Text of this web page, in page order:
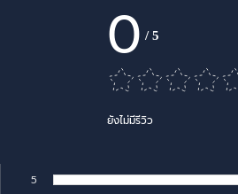
0 /5
ยังไม่มีรีวิว
5